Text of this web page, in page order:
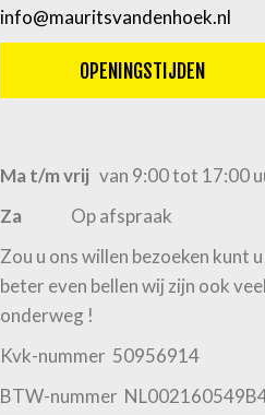
info@mauritsvandenhoek.nl
OPENINGSTIJDEN
Ma t/m vrij van 9:00 tot 17:00
Za
Op afspraak
Zou u ons willen bezoeken kunt u
beter even bellen wij zijn ook veel
onderweg !
Kvk-nummer 50956914
BTW-nummer